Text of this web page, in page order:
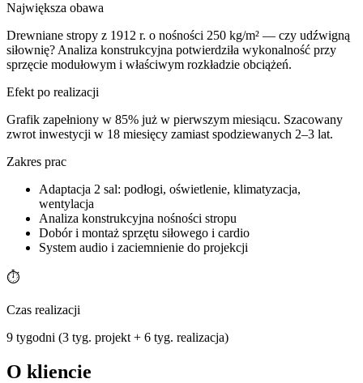
Największa obawa
Drewniane stropy z 1912 r. o nośności 250 kg/m² — czy udźwigną
siłownię? Analiza konstrukcyjna potwierdziła wykonalność przy
sprzęcie modułowym i właściwym rozkładzie obciążeń.
Efekt po realizacji
Grafik zapełniony w 85% już w pierwszym miesiącu. Szacowany
zwrot inwestycji w 18 miesięcy zamiast spodziewanych 2–3 lat.
Zakres prac
Adaptacja 2 sal: podłogi, oświetlenie, klimatyzacja,
wentylacja
Analiza konstrukcyjna nośności stropu
Dobór i montaż sprzętu siłowego i cardio
System audio i zaciemnienie do projekcji
⏱️
Czas realizacji
9 tygodni (3 tyg. projekt + 6 tyg. realizacja)
O kliencie